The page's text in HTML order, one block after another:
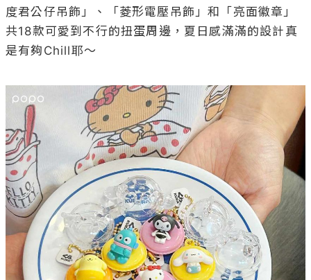
度君公仔吊飾」、「菱形電壓吊飾」和「亮面徽章」
共18款可愛到不行的扭蛋周邊，夏日感滿滿的設計真
是有夠Chill耶～